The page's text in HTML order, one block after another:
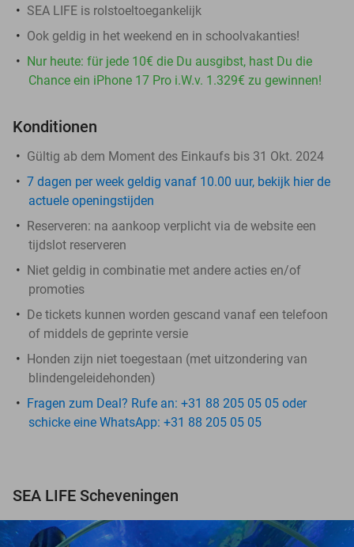
SEA LIFE is rolstoeltoegankelijk
Ook geldig in het weekend en in schoolvakanties!
Nur heute: für jede 10€ die Du ausgibst, hast Du die
Chance ein iPhone 17 Pro i.W.v. 1.329€ zu gewinnen!
Konditionen
Gültig ab dem Moment des Einkaufs bis 31 Okt. 2024
7 dagen per week geldig vanaf 10.00 uur, bekijk hier de
actuele openingstijden
Reserveren: na aankoop verplicht via de website een
tijdslot reserveren
Niet geldig in combinatie met andere acties en/of
promoties
De tickets kunnen worden gescand vanaf een telefoon
of middels de geprinte versie
Honden zijn niet toegestaan (met uitzondering van
blindengeleidehonden)
Fragen zum Deal? Rufe an: +31 88 205 05 05 oder
schicke eine WhatsApp: +31 88 205 05 05
SEA LIFE Scheveningen